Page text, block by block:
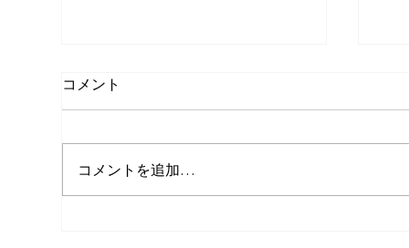
ドゥック君の作業風景
コメント
コメントを追加…